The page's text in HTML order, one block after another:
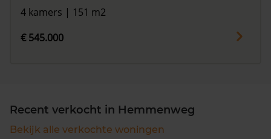
4 kamers | 151 m2
€ 545.000
Recent verkocht in Hemmenweg
Bekijk alle verkochte woningen